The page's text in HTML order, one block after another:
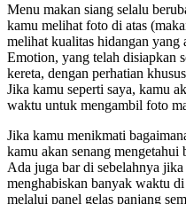
Menu makan siang selalu
kamu melihat foto di atas
melihat kualitas hidangan yang
Emotion, yang telah disiapkan
kereta, dengan perhatian
Jika kamu seperti saya, kamu
waktu untuk mengambil foto
Jika kamu menikmati
kamu akan senang
Ada juga bar di sebelahnya
menghabiskan banyak waktu
melalui panel gelas panjang